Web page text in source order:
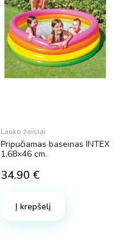
Lauko žaislai
Pripučiamas baseinas INTEX
1,68×46 cm.
34.90 €
Į krepšelį